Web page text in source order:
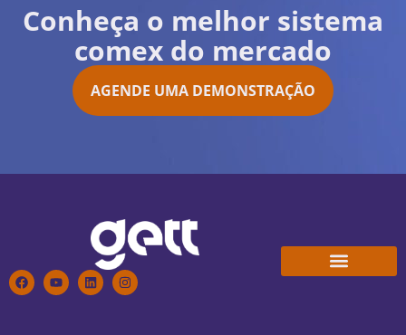
Conheça o melhor sistema
comex do mercado
AGENDE UMA DEMONSTRAÇÃO